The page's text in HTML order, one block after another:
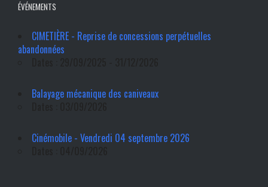
ÉVÉNEMENTS
CIMETIÈRE - Reprise de concessions perpétuelles
abandonnées
Balayage mécanique des caniveaux
Cinémobile - Vendredi 04 septembre 2026